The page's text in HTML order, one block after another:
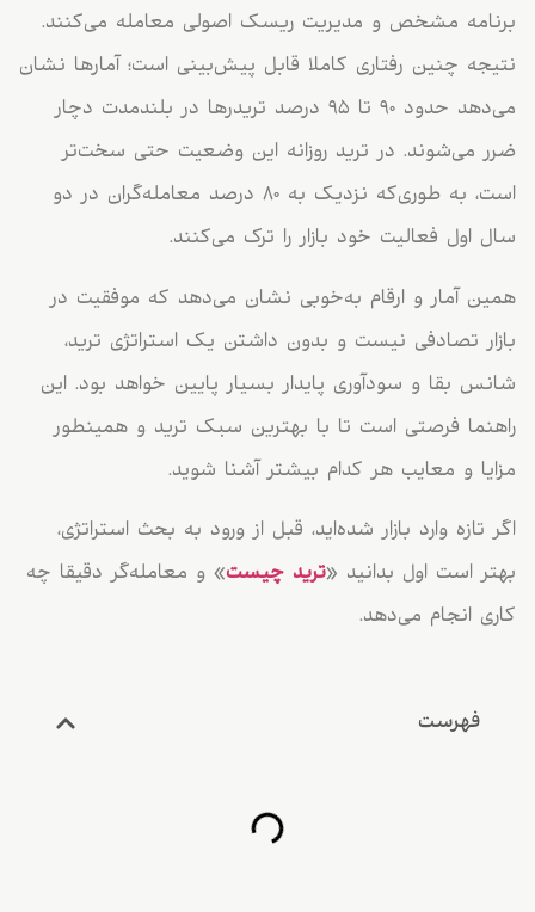
برنامه مشخص و مدیریت ریسک اصولی معامله می‌کنند.
نتیجه چنین رفتاری کاملا قابل پیش‌بینی است؛ آمارها نشان
می‌دهد حدود ۹۰ تا ۹۵ درصد تریدرها در بلندمدت دچار
ضرر می‌شوند. در ترید روزانه این وضعیت حتی سخت‌تر
است، به ‌طوری‌که نزدیک به ۸۰ درصد معامله‌گران در دو
سال اول فعالیت خود بازار را ترک می‌کنند.
همین آمار و ارقام به‌خوبی نشان می‌دهد که موفقیت در
بازار تصادفی نیست و بدون داشتن یک استراتژی ترید،
شانس بقا و سودآوری پایدار بسیار پایین خواهد بود. این
راهنما فرصتی است تا با بهترین سبک ترید و همینطور
مزایا و معایب هر کدام بیشتر آشنا شوید.
اگر تازه وارد بازار شده‌اید، قبل از ورود به بحث استراتژی،
بهتر است اول بدانید «ترید چیست» و معامله‌گر دقیقا چه
کاری انجام می‌دهد.
فهرست